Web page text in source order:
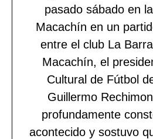
pasado sábado en
Macachín en un
entre el club La
Macachín, el
Cultural de Fútbol
Guillermo
profundamente
acontecido y sostuvo